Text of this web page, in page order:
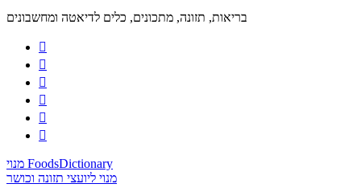
בריאות, תזונה, מתכונים, כלים לדיאטה ומחשבונים






מנוי FoodsDictionary
מנוי ליועצי תזונה וכושר